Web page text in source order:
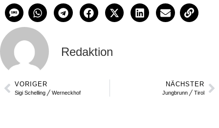
Redaktion
VORIGER
Sigi Schelling ╱ Werneckhof
NÄCHSTER
Jungbrunn ╱ Tirol